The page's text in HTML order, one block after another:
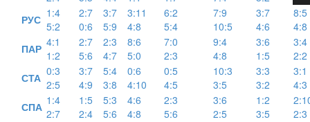
РУС 1:4
5:2
2:7
0:6
3:7
5:9
3:11
4:8
6:2
5:4
7:9
10:5
3:7
4:6
8:5
4:8
ПАР 4:1
1:2
2:7
5:6
2:3
4:7
8:6
5:0
7:0
2:3
9:4
4:8
3:6
1:5
3:4
2:2
СТА 0:3
2:5
3:7
4:9
5:4
3:8
0:6
4:10
0:5
4:5
10:3
3:5
3:3
3:2
3:1
4:3
СПА 1:4
2:7
1:5
2:4
5:3
5:6
4:6
4:8
2:3
5:6
3:6
2:5
1:2
3:5
2:3